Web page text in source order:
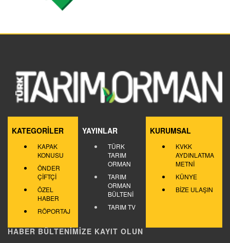
KATEGORİLER
KAPAK
KONUSU
ÖNDER
ÇİFTÇİ
ÖZEL
HABER
RÖPORTAJ
YAYINLAR
TÜRK
TARIM
ORMAN
TARIM
ORMAN
BÜLTENİ
TARIM TV
KURUMSAL
KVKK
AYDINLATMA
METNİ
KÜNYE
BİZE ULAŞIN
HABER BÜLTENİMİZE KAYIT OLUN